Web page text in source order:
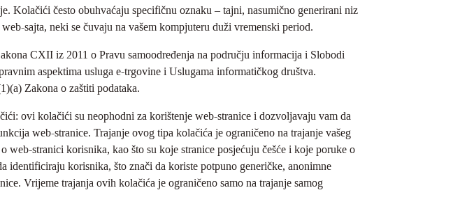
Kolačići često obuhvaćaju specifičnu oznaku – tajni, nasumično generirani niz
sajta, neki se čuvaju na vašem kompjuteru duži vremenski period.
CXII iz 2011 o Pravu samoodređenja na području informacija i Slobodi
aspektima usluga e-trgovine i Uslugama informatičkog društva.
Zakona o zaštiti podataka.
ovi kolačići su neophodni za korištenje web-stranice i dozvoljavaju vam da
web-stranice. Trajanje ovog tipa kolačića je ograničeno na trajanje vašeg
stranici korisnika, kao što su koje stranice posjećuju češće i koje poruke o
korisnika, što znači da koriste potpuno generičke, anonimne
Vrijeme trajanja ovih kolačića je ograničeno samo na trajanje samog